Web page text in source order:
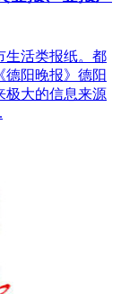
生活类报纸。都
德阳晚报》德阳
极大的信息来源